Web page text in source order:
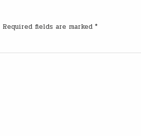
Required fields are marked*